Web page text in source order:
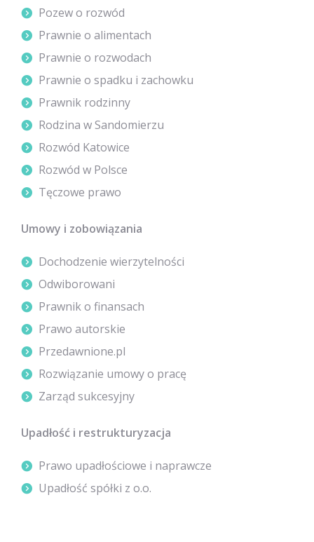
Pozew o rozwód
Prawnie o alimentach
Prawnie o rozwodach
Prawnie o spadku i zachowku
Prawnik rodzinny
Rodzina w Sandomierzu
Rozwód Katowice
Rozwód w Polsce
Tęczowe prawo
Umowy i zobowiązania
Dochodzenie wierzytelności
Odwiborowani
Prawnik o finansach
Prawo autorskie
Przedawnione.pl
Rozwiązanie umowy o pracę
Zarząd sukcesyjny
Upadłość i restrukturyzacja
Prawo upadłościowe i naprawcze
Upadłość spółki z o.o.